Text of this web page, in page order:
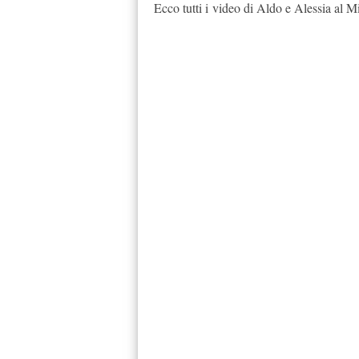
Ecco tutti i video di Aldo e Alessia al